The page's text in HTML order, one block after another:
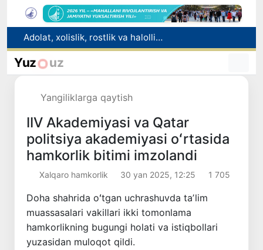
O'zbekistonda zilzila sodir bo'ldi
Sifatini tasdiqlovchi hujjatlari bo‘lmagan dori vositalarining muomalaga kiritilishining oldi olindi
Yuz uz
Yangiliklarga qaytish
IIV Akademiyasi va Qatar
politsiya akademiyasi oʻrtasida
hamkorlik bitimi imzolandi
Xalqaro hamkorlik 30 yan 2025, 12:25 1 705
Doha shahrida oʻtgan uchrashuvda taʼlim
muassasalari vakillari ikki tomonlama
hamkorlikning bugungi holati va istiqbollari
yuzasidan muloqot qildi.